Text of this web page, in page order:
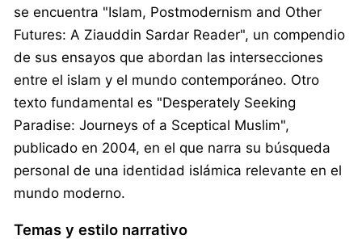
se encuentra "Islam, Postmodernism and Other
Futures: A Ziauddin Sardar Reader", un compendio
de sus ensayos que abordan las intersecciones
entre el islam y el mundo contemporáneo. Otro
texto fundamental es "Desperately Seeking
Paradise: Journeys of a Sceptical Muslim",
publicado en 2004, en el que narra su búsqueda
personal de una identidad islámica relevante en el
mundo moderno.
Temas y estilo narrativo